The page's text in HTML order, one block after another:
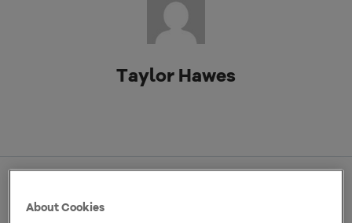
Taylor Hawes
CREAR SITIO WEB
About Cookies